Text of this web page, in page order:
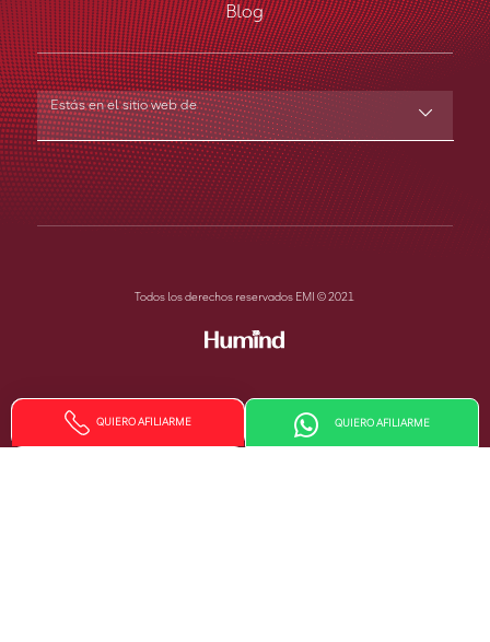
Blog
Estás en el sitio web de
Todos los derechos reservados EMI © 2021
QUIERO AFILIARME QUIERO AFILIARME